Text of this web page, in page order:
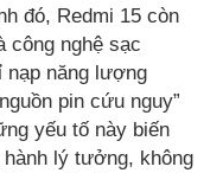
đó, Redmi 15 còn
công nghệ sạc
nạp năng lượng
pin cứu nguy”
yếu tố này biến
lý tưởng, không